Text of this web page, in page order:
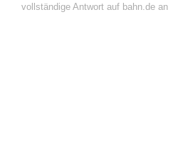
vollständige Antwort auf bahn.de an